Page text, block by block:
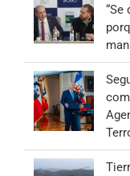
“Se